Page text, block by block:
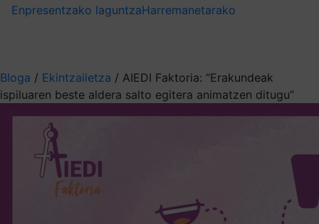
Enpresentzako laguntzaHarremanetarako
Bloga / Ekintzailetza / AIEDI Faktoria: “Erakundeak
ispiluaren beste aldera salto egitera animatzen ditugu”